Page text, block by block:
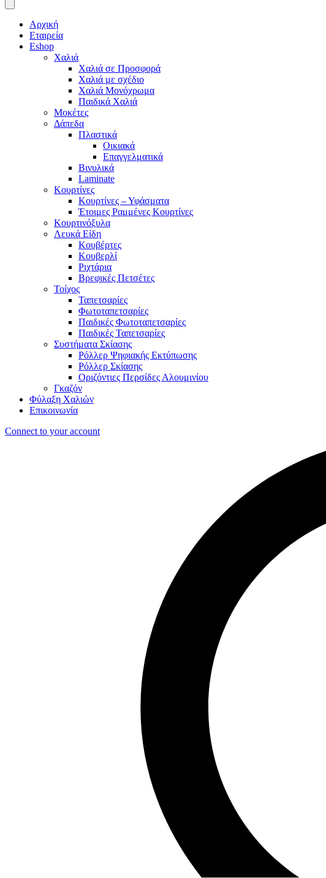
Αρχική
Εταιρεία
Eshop
Χαλιά
Χαλιά σε Προσφορά
Χαλιά με σχέδιο
Χαλιά Μονόχρωμα
Παιδικά Χαλιά
Μοκέτες
Δάπεδα
Πλαστικά
Οικιακά
Επαγγελματικά
Βινυλικά
Laminate
Κουρτίνες
Κουρτίνες – Υφάσματα
Έτοιμες Ραμμένες Κουρτίνες
Κουρτινόξυλα
Λευκά Είδη
Κουβέρτες
Κουβερλί
Ριχτάρια
Βρεφικές Πετσέτες
Τοίχος
Ταπετσαρίες
Φωτοταπετσαρίες
Παιδικές Φωτοταπετσαρίες
Παιδικές Ταπετσαρίες
Συστήματα Σκίασης
Ρόλλερ Ψηφιακής Εκτύπωσης
Ρόλλερ Σκίασης
Οριζόντιες Περσίδες Αλουμινίου
Γκαζόν
Φύλαξη Χαλιών
Επικοινωνία
Connect to your account